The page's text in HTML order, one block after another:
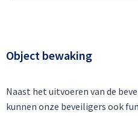
Object bewaking
Naast het uitvoeren van de
kunnen onze beveiligers ook